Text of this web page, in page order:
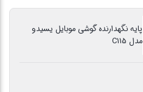
پایه نگهدارنده گوشی موبایل یسیدو
مدل C115